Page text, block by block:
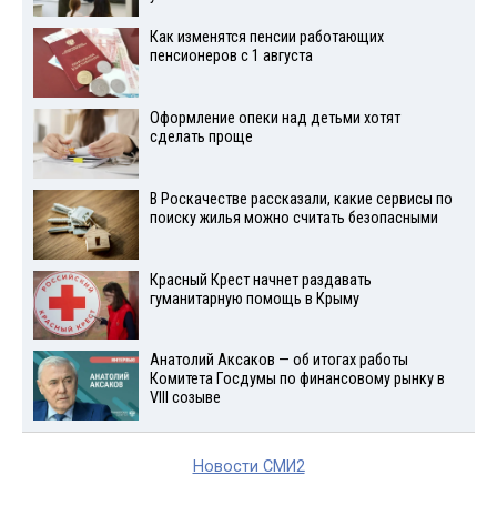
Как изменятся пенсии работающих
пенсионеров с 1 августа
Оформление опеки над детьми хотят
сделать проще
В Роскачестве рассказали, какие сервисы по
поиску жилья можно считать безопасными
Красный Крест начнет раздавать
гуманитарную помощь в Крыму
Анатолий Аксаков — об итогах работы
Комитета Госдумы по финансовому рынку в
VIII созыве
Новости СМИ2